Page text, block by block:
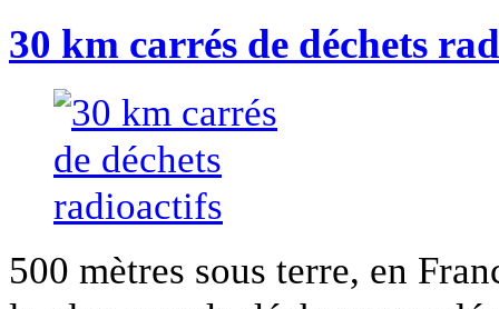
30 km carrés de déchets
500 mètres sous terre, en